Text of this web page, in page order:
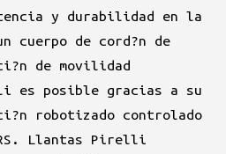
y durabilidad en la
cuerpo de cord?n de
de movilidad
es posible gracias a su
robotizado controlado
Llantas Pirelli